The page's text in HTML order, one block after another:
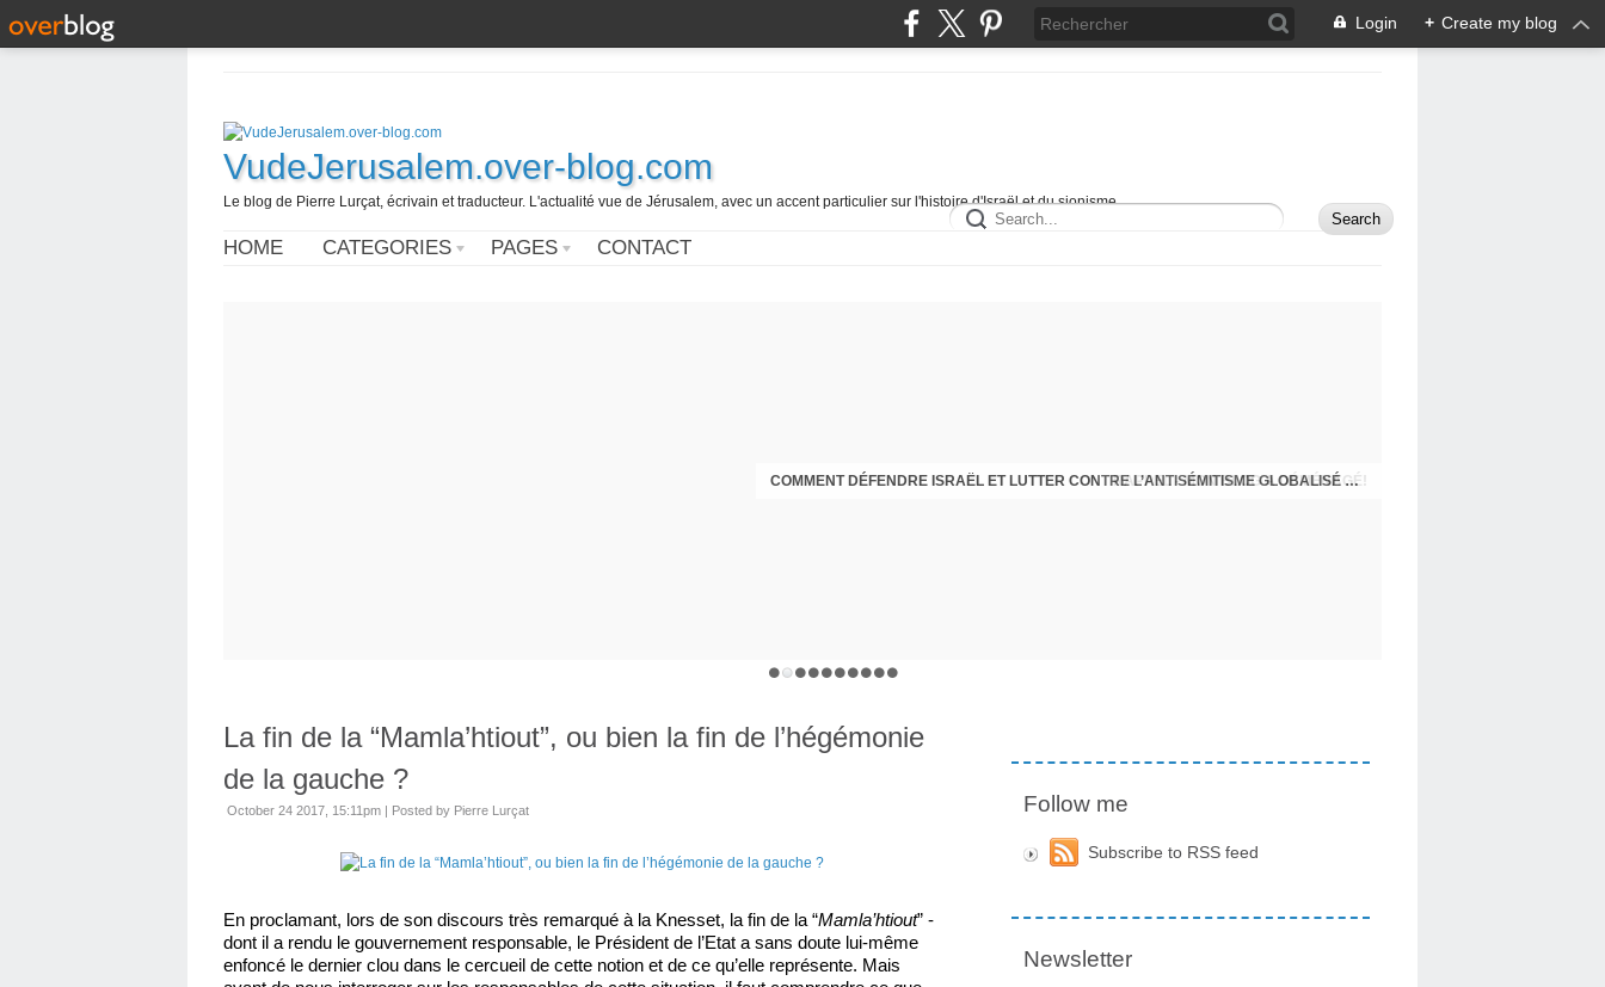
Login + Create my blog
VudeJerusalem.over-blog.com
Le blog de Pierre Lurçat, écrivain et traducteur. L'actualité vue de Jérusalem, avec un accent particulier sur l'histoire d'Israël et du sionisme.
HOME CATEGORIES PAGES CONTACT
COMMENT DÉFENDRE ISRAËL ET LUTTER CONTRE L’ANTISÉMITISME GLOBALISÉ À L’ÈRE DES RÉSEAUX SOCIAUX?
RAPPEL - MON BLOG A DÉMÉNAGÉ!
La fin de la “Mamla’htiout”, ou bien la fin de l’hégémonie
de la gauche ?
October 24 2017, 15:11pm | Posted by Pierre Lurçat
En proclamant, lors de son discours très remarqué à la Knesset, la fin de la “Mamla’htiout” -
dont il a rendu le gouvernement responsable, le Président de l’Etat a sans doute lui-même
enfoncé le dernier clou dans le cercueil de cette notion et de ce qu’elle représente. Mais
Follow me
Subscribe to RSS feed
Newsletter